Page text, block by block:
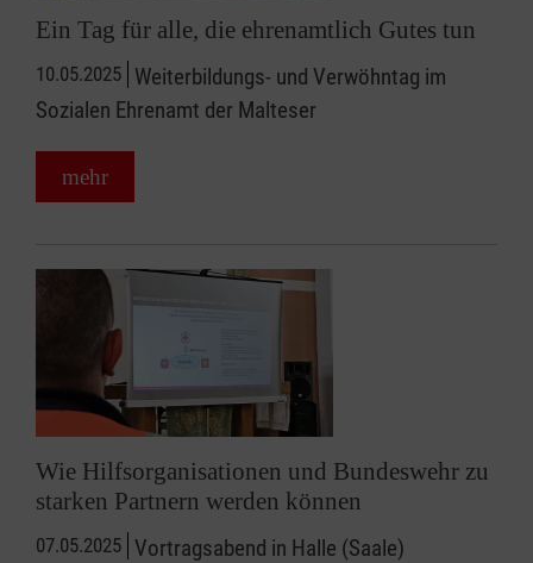
Ein Tag für alle, die ehrenamtlich Gutes tun
10.05.2025 Weiterbildungs- und Verwöhntag im
Sozialen Ehrenamt der Malteser
mehr
Wie Hilfsorganisationen und Bundeswehr zu
starken Partnern werden können
07.05.2025 Vortragsabend in Halle (Saale)